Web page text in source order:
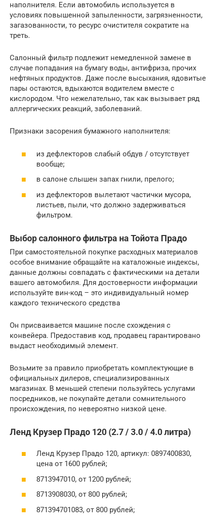
наполнителя. Если автомобиль используется в
условиях повышенной запыленности, загрязненности,
загазованности, то ресурс очистителя сократите на
треть.
Салонный фильтр подлежит немедленной замене в
случае попадания на бумагу воды, антифриза, прочих
нефтяных продуктов. Даже после высыхания, ядовитые
пары остаются, вдыхаются водителем вместе с
кислородом. Что нежелательно, так как вызывает ряд
аллергических реакций, заболеваний.
Признаки засорения бумажного наполнителя:
из дефлекторов слабый обдув / отсутствует
вообще;
в салоне слышен запах гнили, прелого;
из дефлекторов вылетают частички мусора,
листьев, пыли, что должно задерживаться
фильтром.
Выбор салонного фильтра на Тойота Прадо
При самостоятельной покупке расходных материалов
особое внимание обращайте на каталожные индексы,
данные должны совпадать с фактическими на детали
вашего автомобиля. Для достоверности информации
используйте вин-код – это индивидуальный номер
каждого технического средства
Он присваивается машине после схождения с
конвейера. Предоставив код, продавец гарантировано
выдаст необходимый элемент.
Возьмите за правило приобретать комплектующие в
официальных дилеров, специализированных
магазинах. В меньшей степени пользуйтесь услугами
посредников, не покупайте детали сомнительного
происхождения, по невероятно низкой цене.
Ленд Крузер Прадо 120 (2.7 / 3.0 / 4.0 литра)
Ленд Крузер Прадо 120, артикул: 0897400830,
цена от 1600 рублей;
8713947010, от 1200 рублей;
8713908030, от 800 рублей;
871394701083, от 800 рублей;